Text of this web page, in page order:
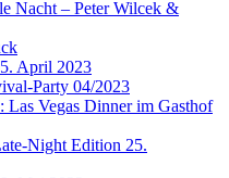
Nacht – Peter Wilcek &
April 2023
Party 04/2023
Vegas Dinner im Gasthof
Night Edition 25.